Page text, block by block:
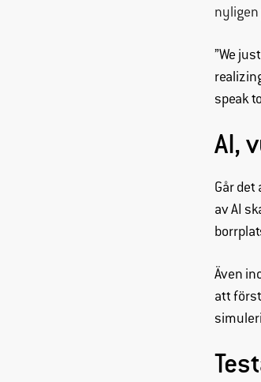
nyligen
”We
speak
AI,
Går
av AI
Även
att